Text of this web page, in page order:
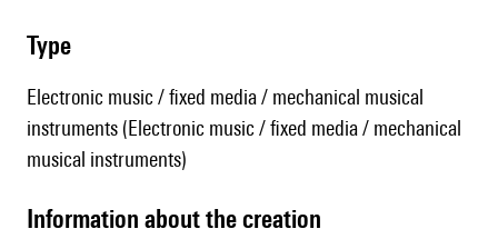
type
Electronic music / fixed media / mechanical musical
instruments (Electronic music / fixed media / mechanical
musical instruments)
information about the creation